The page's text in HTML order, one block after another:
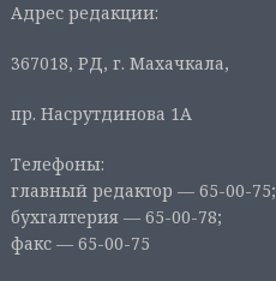
Адрес редакции:
367018, РД, г. Махачкала,
пр. Насрутдинова 1А
Телефоны:
главный редактор — 65-00-75;
бухгалтерия — 65-00-78;
факс — 65-00-75